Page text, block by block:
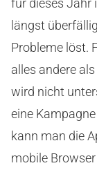
für dieses Jahr
längst
Probleme löst.
alles andere
wird nicht
eine
kann man die
mobile